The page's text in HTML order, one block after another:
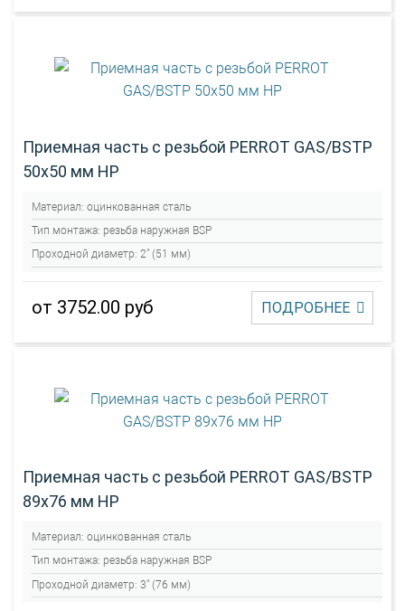
Приемная часть с резьбой PERROT GAS/BSTP
50х50 мм НР
Материал: оцинкованная сталь
Тип монтажа: резьба наружная BSP
Проходной диаметр: 2" (51 мм)
от 3752.00 руб ПОДРОБНЕЕ
Приемная часть с резьбой PERROT GAS/BSTP
89х76 мм НР
Материал: оцинкованная сталь
Тип монтажа: резьба наружная BSP
Проходной диаметр: 3" (76 мм)